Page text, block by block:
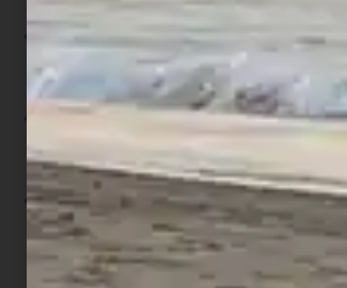
Per ogni acquisto
punti;
Utilizza i punti per
sconto;
I punti sono indicati
prodotto;